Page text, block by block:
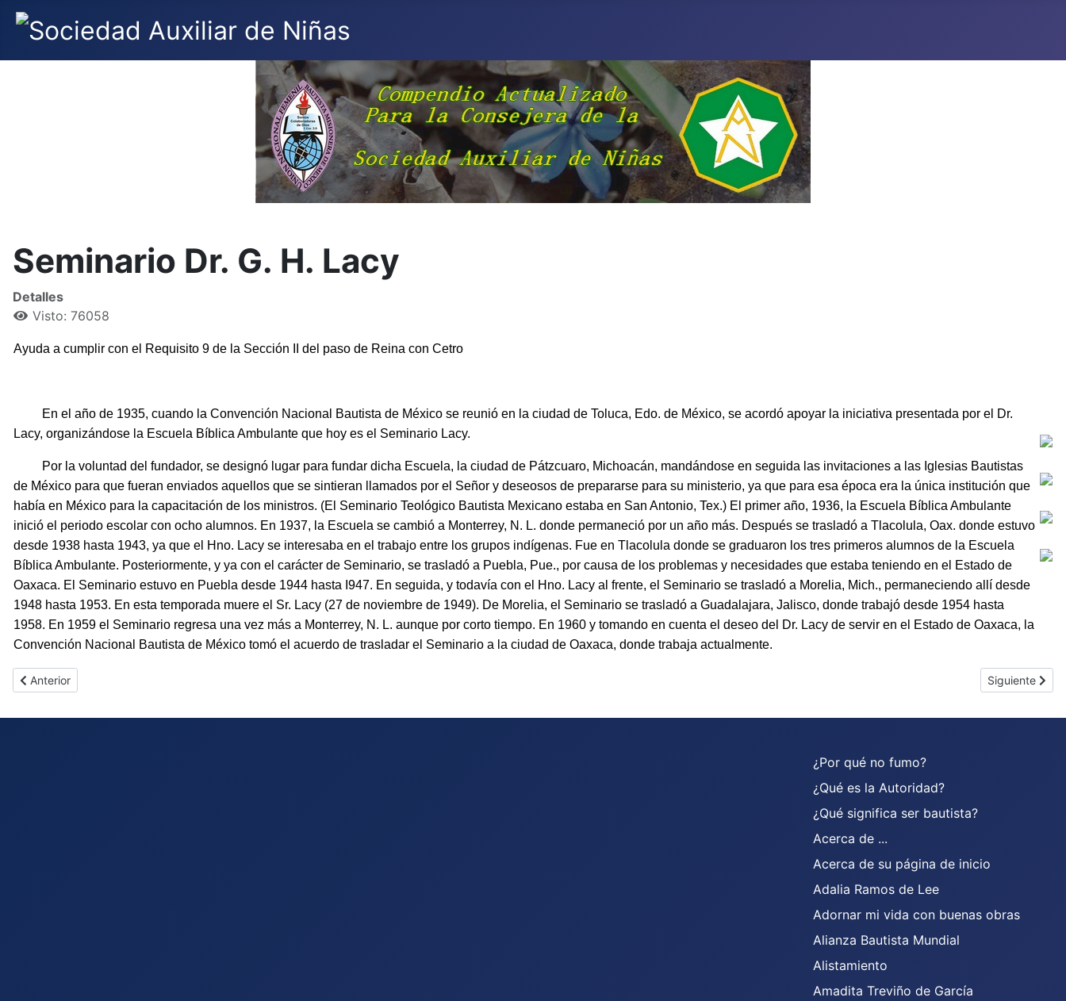
Seminario Dr. G. H. Lacy
Detalles
Visto: 76058
Ayuda a cumplir con el Requisito 9 de la Sección II del paso de Reina con Cetro
En el año de 1935, cuando la Convención Nacional Bautista de México se reunió en la ciudad de Toluca, Edo. de México, se acordó apoyar la iniciativa presentada por el Dr.
Lacy, organizándose la Escuela Bíblica Ambulante que hoy es el Seminario Lacy.
Por la voluntad del fundador, se designó lugar para fundar dicha Escuela, la ciudad de Pátzcuaro, Michoacán, mandándose en seguida las invitaciones a las Iglesias Bautistas
de México para que fueran enviados aquellos que se sintieran llamados por el Señor y deseosos de prepararse para su ministerio, ya que para esa época era la única institución que
había en México para la capacitación de los ministros. (El Seminario Teológico Bautista Mexicano estaba en San Antonio, Tex.) El primer año, 1936, la Escuela Bíblica Ambulante
inició el periodo escolar con ocho alumnos. En 1937, la Escuela se cambió a Monterrey, N. L. donde permaneció por un año más. Después se trasladó a Tlacolula, Oax. donde estuvo
desde 1938 hasta 1943, ya que el Hno. Lacy se interesaba en el trabajo entre los grupos indígenas. Fue en Tlacolula donde se graduaron los tres primeros alumnos de la Escuela
Bíblica Ambulante. Posteriormente, y ya con el carácter de Seminario, se trasladó a Puebla, Pue., por causa de los problemas y necesidades que estaba teniendo en el Estado de
Oaxaca. El Seminario estuvo en Puebla desde 1944 hasta I947. En seguida, y todavía con el Hno. Lacy al frente, el Seminario se trasladó a Morelia, Mich., permaneciendo allí desde
1948 hasta 1953. En esta temporada muere el Sr. Lacy (27 de noviembre de 1949). De Morelia, el Seminario se trasladó a Guadalajara, Jalisco, donde trabajó desde 1954 hasta
1958. En 1959 el Seminario regresa una vez más a Monterrey, N. L. aunque por corto tiempo. En 1960 y tomando en cuenta el deseo del Dr. Lacy de servir en el Estado de Oaxaca, la
Convención Nacional Bautista de México tomó el acuerdo de trasladar el Seminario a la ciudad de Oaxaca, donde trabaja actualmente.
Artículo anterior: Casa Bautista de Publicaciones
Anterior Artículo
Siguiente
¿Por qué no fumo?
¿Qué es la Autoridad?
¿Qué significa ser bautista?
Acerca de ...
Acerca de su página de inicio
Adalia Ramos de Lee
Adornar mi vida con buenas obras
Alianza Bautista Mundial
Alistamiento
Amadita Treviño de García